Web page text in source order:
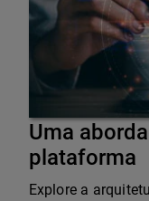
Uma
plataforma
Explore a